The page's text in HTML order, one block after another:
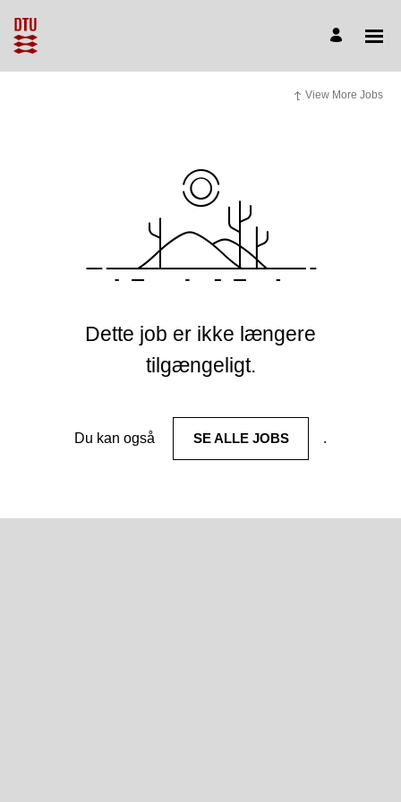
View More Jobs
Dette job er ikke længere
tilgængeligt.
Du kan også SE ALLE JOBS .